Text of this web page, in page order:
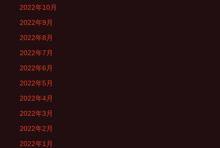
2022年10月
2022年9月
2022年8月
2022年7月
2022年6月
2022年5月
2022年4月
2022年3月
2022年2月
2022年1月